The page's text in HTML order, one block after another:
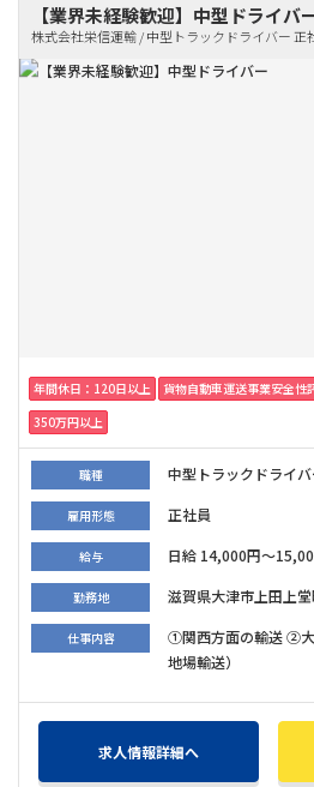
【業界未経験歓迎】中型ドライバ
株式会社栄信運輸 / 中型トラックドライバー 正
年間休日：120日以上
貨物自動車運送事業安全性
350万円以上
職種 中型トラックドライバ
雇用形態 正社員
給与 日給 14,000円～
勤務地 滋賀県大津市上田上
仕事内容
①関西方面の輸送 ②
地場輸送）
求人情報詳細へ